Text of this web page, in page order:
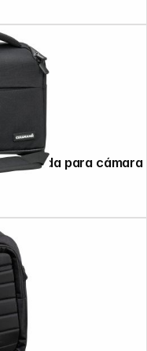
Malaga Maxima 120 negro Funda para cámara